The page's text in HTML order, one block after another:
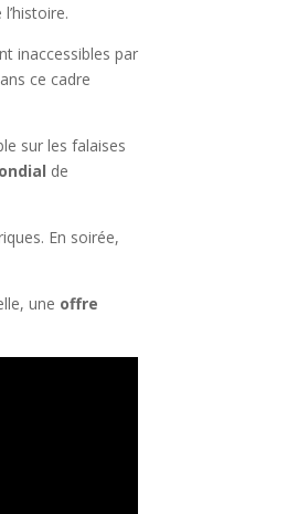
inaccessibles par
ce cadre
sur les falaises
de
En soirée,
une offre